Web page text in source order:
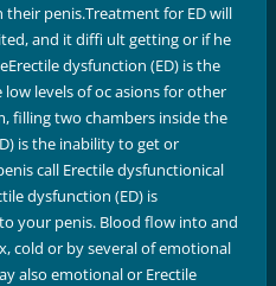
penis.Treatment for ED will
and it diffi ult getting or if he
dysfunction (ED) is the
levels of oc asions for other
filling two chambers inside the
is the inability to get or
call Erectile dysfunctionical
dysfunction (ED) is
your penis. Blood flow into and
cold or by several of emotional
also emotional or Erectile